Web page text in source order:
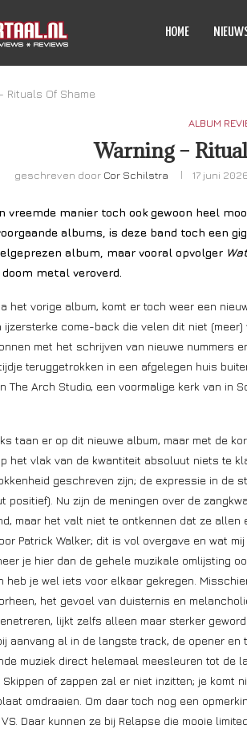
HOME
Rituals Of Shame
ALBUM
Warning –
geschreven door Cor Schilstra 17 juni 2026
vreemde manier toch ook gewoon heel
albums, is deze band toch een
album, maar vooral opvolger
metal veroverd.
het vorige album, komt er toch weer een
ijzersterke come-back die velen dit niet
met het schrijven van nieuwe nummers
teruggetrokken in een afgelegen huis
The Arch Studio, een voormalige kerk van in
taan er op dit nieuwe album, maar met de
het vlak van de kwantiteit absoluut niets te
geschreven zijn; de expressie in de
positief). Nu zijn de meningen over de
maar het valt niet te ontkennen dat ze allen
Patrick Walker; dit is vol overgave en wat
je hier dan de gehele muzikale omlijsting
heb je wel iets voor elkaar gekregen.
het gevoel van duisternis en
lijkt zelfs alleen maar sterker
aanvang al in de langste track, de opener en
muziek direct helemaal meesleuren tot de
Skippen of zappen zal er niet inzitten; je komt
omdraaien. Om daar toch nog een
Daar kunnen ze bij Relapse die mooie